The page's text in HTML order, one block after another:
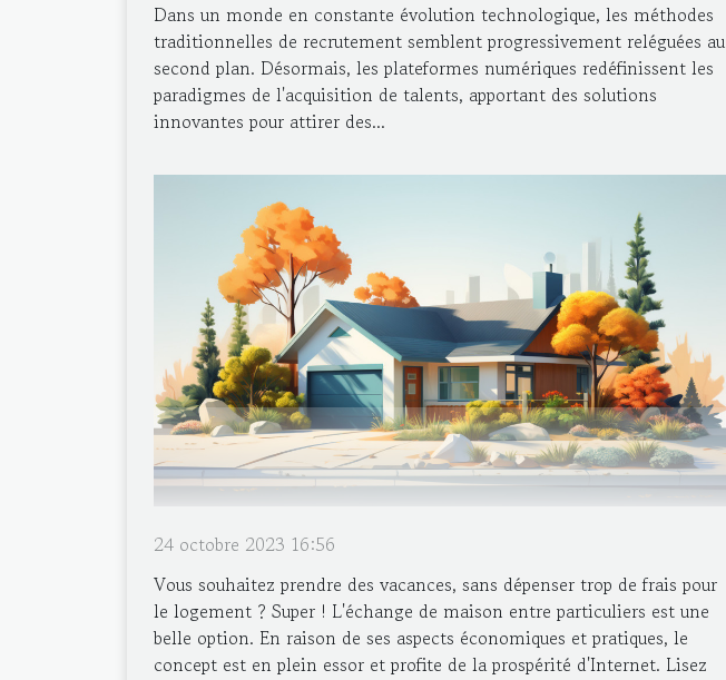
Dans un monde en constante évolution technologique, les méthodes
traditionnelles de recrutement semblent progressivement reléguées au
second plan. Désormais, les plateformes numériques redéfinissent les
paradigmes de l'acquisition de talents, apportant des solutions
innovantes pour attirer des...
24 octobre 2023 16:56
Vous souhaitez prendre des vacances, sans dépenser trop de frais pour
le logement ? Super ! L'échange de maison entre particuliers est une
belle option. En raison de ses aspects économiques et pratiques, le
concept est en plein essor et profite de la prospérité d'Internet. Lisez